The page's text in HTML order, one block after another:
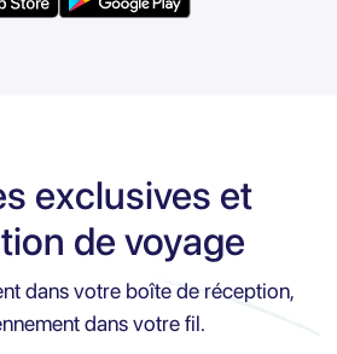
exclusives et
de voyage
dans votre boîte de réception,
dans votre fil.